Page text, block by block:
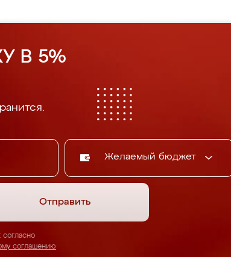
В 5%
Желаемый бюджет
Отправить
согласно
соглашению